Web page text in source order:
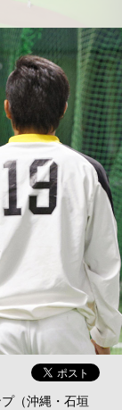
（沖縄・石垣